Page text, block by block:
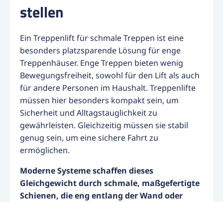
stellen
Ein Treppenlift für schmale Treppen ist eine
besonders platzsparende Lösung für enge
Treppenhäuser. Enge Treppen bieten wenig
Bewegungsfreiheit, sowohl für den Lift als auch
für andere Personen im Haushalt. Treppenlifte
müssen hier besonders kompakt sein, um
Sicherheit und Alltagstauglichkeit zu
gewährleisten. Gleichzeitig müssen sie stabil
genug sein, um eine sichere Fahrt zu
ermöglichen.
Moderne Systeme schaffen dieses
Gleichgewicht durch schmale, maßgefertigte
Schienen, die eng entlang der Wand oder